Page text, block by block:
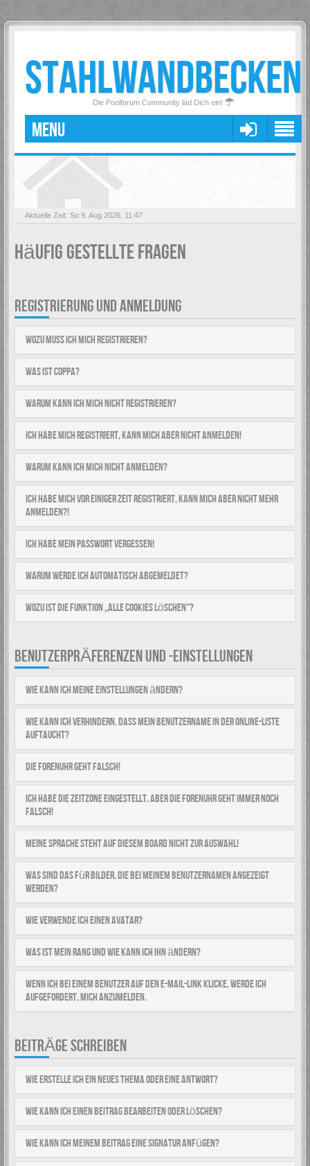
STAHLWANDBECKEN
Die Poolforum Community läd Dich ein!
MENU
Aktuelle Zeit: So 9. Aug 2026, 11:47
Häufig gestellte Fragen
REGISTRIERUNG UND ANMELDUNG
Wozu muss ich mich registrieren?
Was ist COPPA?
Warum kann ich mich nicht registrieren?
Ich habe mich registriert, kann mich aber nicht anmelden!
Warum kann ich mich nicht anmelden?
Ich habe mich vor einiger Zeit registriert, kann mich aber nicht mehr
anmelden?!
Ich habe mein Passwort vergessen!
Warum werde ich automatisch abgemeldet?
Wozu ist die Funktion „Alle Cookies löschen“?
BENUTZERPRÄFERENZEN UND -EINSTELLUNGEN
Wie kann ich meine Einstellungen ändern?
Wie kann ich verhindern, dass mein Benutzername in der Online-Liste
auftaucht?
Die Forenuhr geht falsch!
Ich habe die Zeitzone eingestellt, aber die Forenuhr geht immer noch
falsch!
Meine Sprache steht auf diesem Board nicht zur Auswahl!
Was sind das für Bilder, die bei meinem Benutzernamen angezeigt
werden?
Wie verwende ich einen Avatar?
Was ist mein Rang und wie kann ich ihn ändern?
Wenn ich bei einem Benutzer auf den E-Mail-Link klicke, werde ich
aufgefordert, mich anzumelden.
BEITRÄGE SCHREIBEN
Wie erstelle ich ein neues Thema oder eine Antwort?
Wie kann ich einen Beitrag bearbeiten oder löschen?
Wie kann ich meinem Beitrag eine Signatur anfügen?